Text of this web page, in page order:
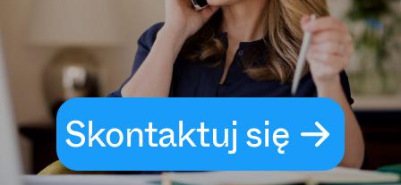
Skontaktuj się